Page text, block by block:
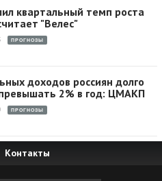
квартальный темп роста
"Велес"
ПРОГНОЗЫ
доходов россиян долго
2% в год: ЦМАКП
ПРОГНОЗЫ
Контакты